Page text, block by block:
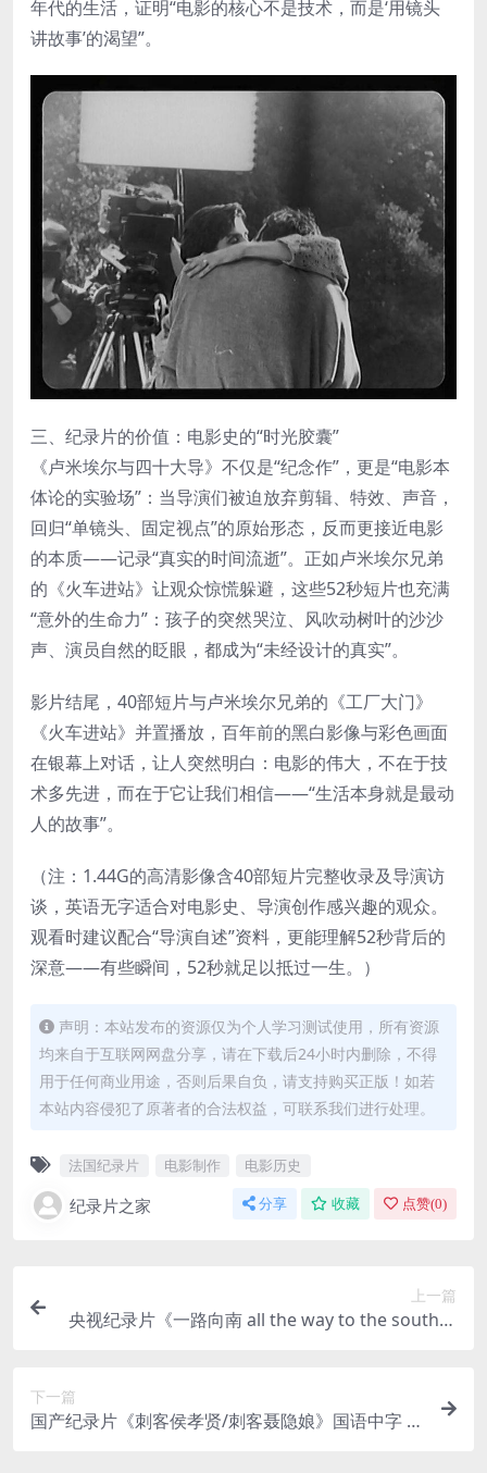
年代的生活，证明“电影的核心不是技术，而是‘用镜头
讲故事’的渴望”。
三、纪录片的价值：电影史的“时光胶囊”
《卢米埃尔与四十大导》不仅是“纪念作”，更是“电影本
体论的实验场”：当导演们被迫放弃剪辑、特效、声音，
回归“单镜头、固定视点”的原始形态，反而更接近电影
的本质——记录“真实的时间流逝”。正如卢米埃尔兄弟
的《火车进站》让观众惊慌躲避，这些52秒短片也充满
“意外的生命力”：孩子的突然哭泣、风吹动树叶的沙沙
声、演员自然的眨眼，都成为“未经设计的真实”。
影片结尾，40部短片与卢米埃尔兄弟的《工厂大门》
《火车进站》并置播放，百年前的黑白影像与彩色画面
在银幕上对话，让人突然明白：电影的伟大，不在于技
术多先进，而在于它让我们相信——“生活本身就是最动
人的故事”。
（注：1.44G的高清影像含40部短片完整收录及导演访
谈，英语无字适合对电影史、导演创作感兴趣的观众。
观看时建议配合“导演自述”资料，更能理解52秒背后的
深意——有些瞬间，52秒就足以抵过一生。）
声明：本站发布的资源仅为个人学习测试使用，所有资源
均来自于互联网网盘分享，请在下载后24小时内删除，不得
用于任何商业用途，否则后果自负，请支持购买正版！如若
本站内容侵犯了原著者的合法权益，可联系我们进行处理。
法国纪录片 电影制作 电影历史
纪录片之家 分享 收藏 点赞(0)
上一篇
央视纪录片《一路向南 all the way to the south》
下一篇
国产纪录片《刺客侯孝贤/刺客聂隐娘》国语中字 高